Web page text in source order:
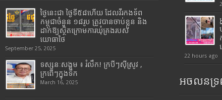
ថ្ងៃនេះជា ថ្ងៃទី៥៨ហើយ ដែលវីរកងទ័ព
កម្ពុជាចំនួន ១៨រូប ត្រូវបានចាប់ខ្លួន និង
ដាក់ឱ្យស្ថិតក្រោមការឃុំគ្រងរបស់
យោធាថៃ
September 25, 2025
ទស្សនៈសង្គម ៖ រំលឹក! ក្របីៗស៊ីស្រូវ ,
ក្រពើៗក្នុងទឹក
March 16, 2025
22 hours ago
អចលនទ្រ